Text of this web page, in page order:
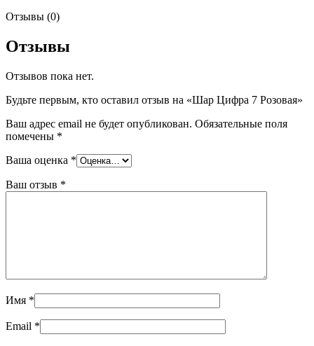
Отзывы (0)
Отзывы
Отзывов пока нет.
Будьте первым, кто оставил отзыв на «Шар Цифра 7 Розовая»
Ваш адрес email не будет опубликован. Обязательные поля
помечены *
Ваша оценка *
Ваш отзыв *
Имя *
Email *